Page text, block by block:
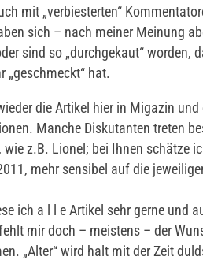
mit „verbiesterten“
sich – nach meiner Meinung
sind so „durchgekaut“ worden,
„geschmeckt“ hat.
die Artikel hier in Migazin
Manche Diskutanten treten
wie z.B. Lionel; bei Ihnen schätze
mehr sensibel auf die
ich a l l e Artikel sehr gerne und
mir doch – meistens – der
„Alter“ wird halt mit der Zeit